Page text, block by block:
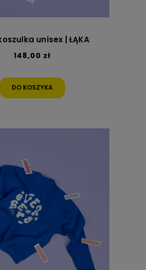
unisex | ŁĄKA
148,00 zł
DO KOSZYKA